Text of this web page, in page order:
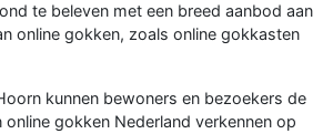
te beleven met een breed aanbod aan
online gokken, zoals online gokkasten
kunnen bewoners en bezoekers de
online gokken Nederland verkennen op